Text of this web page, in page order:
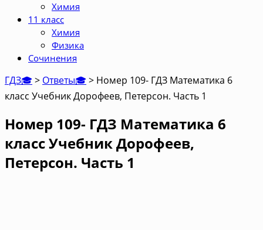
Химия
11 класс
Химия
Физика
Сочинения
ГДЗ🎓> Ответы🎓> Номер 109- ГДЗ Математика 6
класс Учебник Дорофеев, Петерсон. Часть 1
Номер 109- ГДЗ Математика 6
класс Учебник Дорофеев,
Петерсон. Часть 1